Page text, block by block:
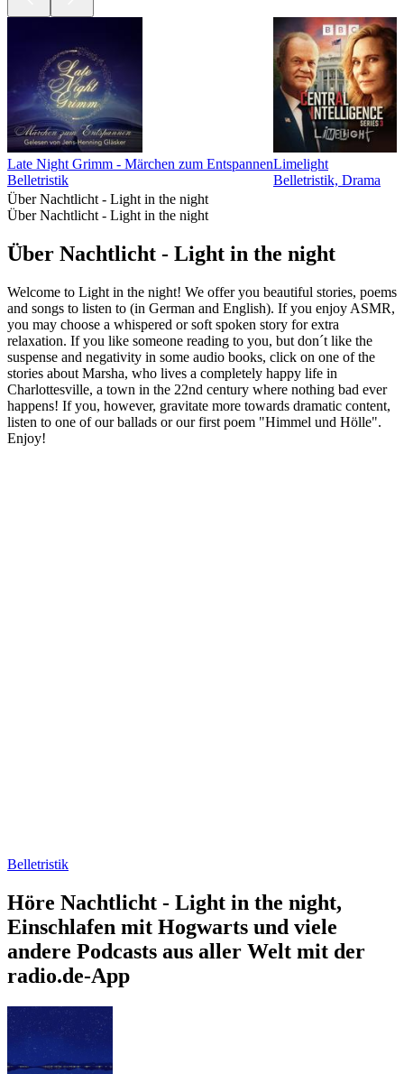
Late Night Grimm - Märchen zum Entspannen
Belletristik
Limelight
Belletristik, Drama
Über Nachtlicht - Light in the night
Über Nachtlicht - Light in the night
Über Nachtlicht - Light in the night
Welcome to Light in the night! We offer you beautiful stories, poems
and songs to listen to (in German and English). If you enjoy ASMR,
you may choose a whispered or soft spoken story for extra
relaxation. If you like someone reading to you, but don´t like the
suspense and negativity in some audio books, click on one of the
stories about Marsha, who lives a completely happy life in
Charlottesville, a town in the 22nd century where nothing bad ever
happens! If you, however, gravitate more towards dramatic content,
listen to one of our ballads or our first poem "Himmel und Hölle".
Enjoy!
Belletristik
Höre Nachtlicht - Light in the night,
Einschlafen mit Hogwarts und viele
andere Podcasts aus aller Welt mit der
radio.de-App